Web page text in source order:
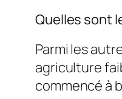
Quelles sont
Parmi les
agriculture
commencé à